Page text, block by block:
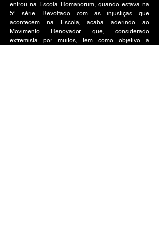
entrou na Escola Romanorum, quando estava na
5ª série. Revoltado com as injustiças que
acontecem na Escola, acaba aderindo ao
Movimento Renovador que, considerado
extremista por muitos, tem como objetivo a